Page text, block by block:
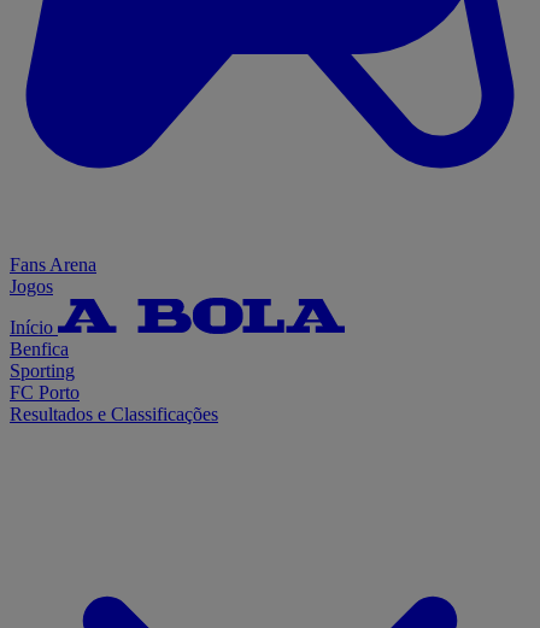
Fans Arena
Jogos
Início
Benfica
Sporting
FC Porto
Resultados e Classificações